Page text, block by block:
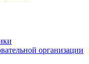
организации